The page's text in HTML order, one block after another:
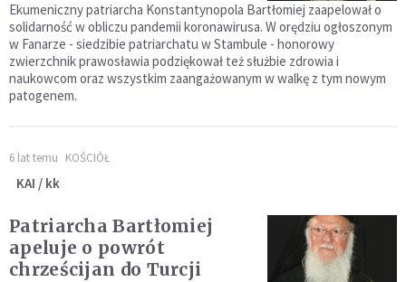
Ekumeniczny patriarcha Konstantynopola Bartłomiej zaapelował o
solidarność w obliczu pandemii koronawirusa. W orędziu ogłoszonym
w Fanarze - siedzibie patriarchatu w Stambule - honorowy
zwierzchnik prawosławia podziękował też służbie zdrowia i
naukowcom oraz wszystkim zaangażowanym w walkę z tym nowym
patogenem.
6 lat temu KOŚCIÓŁ
KAI / kk
Patriarcha Bartłomiej
apeluje o powrót
chrześcijan do Turcji